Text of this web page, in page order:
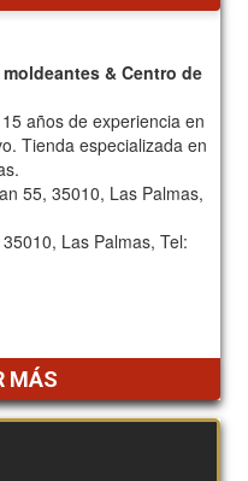
& Centro de
años de experiencia en
Tienda especializada en
55, 35010, Las Palmas,
Las Palmas, Tel:
MÁS